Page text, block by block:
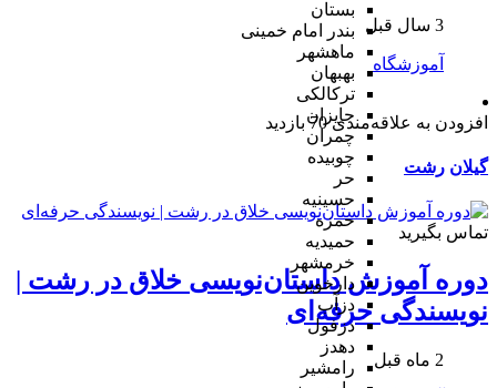
بستان
بندر امام خمینی
ماهشهر
بهبهان
ترکالکی
جایزان
چمران
چوبیده
حر
حسینیه
حمزه
حمیدیه
خرمشهر
دارخوین
دزآب
دزفول
دهدز
رامشیر
3 سال قبل
آموزشگاه
افزودن به علاقه‌مندی 70 بازدید
گیلان رشت
تماس بگیرید
دوره آموزش داستان‌نویسی خلاق در رشت |
نویسندگی حرفه‌ای
2 ماه قبل